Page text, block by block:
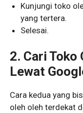
Kunjungi toko
yang tertera.
Selesai.
2. Cari Toko
Lewat
Cara kedua yang
oleh oleh terdekat